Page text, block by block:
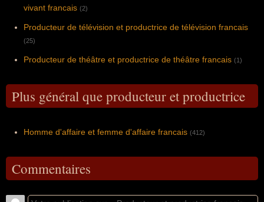
vivant francais (2)
Producteur de télévision et productrice de télévision francais
(25)
Producteur de théâtre et productrice de théâtre francais (1)
Plus général que producteur et productrice
Homme d'affaire et femme d'affaire francais (412)
Commentaires